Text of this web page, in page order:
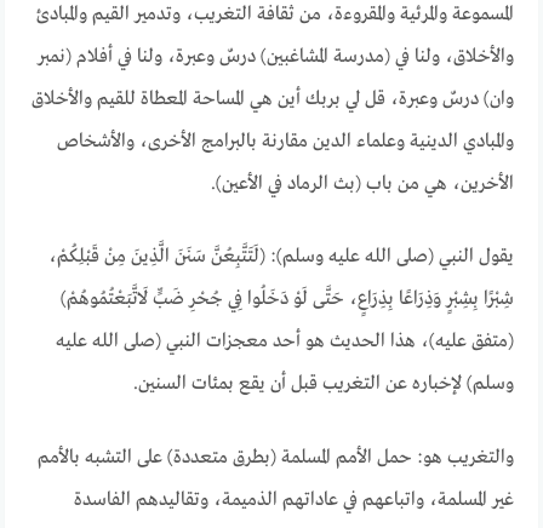
المسموعة والمرئية والمقروءة، من ثقافة التغريب، وتدمير القيم والمبادئ
والأخلاق، ولنا في (مدرسة المشاغبين) درسٌ وعبرة، ولنا في أفلام (نمبر
وان) درسٌ وعبرة، قل لي بربك أين هي المساحة المعطاة للقيم والأخلاق
والمبادي الدينية وعلماء الدين مقارنة بالبرامج الأخرى، والأشخاص
الأخرين، هي من باب (بث الرماد في الأعين).
يقول النبي (صلى الله عليه وسلم): (لَتَتَّبِعُنَّ سَنَنَ الَّذِينَ مِنْ قَبْلِكُمْ،
شِبْرًا بِشِبْرٍ وَذِرَاعًا بِذِرَاعٍ، حَتَّى لَوْ دَخَلُوا فِي جُحْرِ ضَبٍّ لَاتَّبَعْتُمُوهُمْ)
(متفق عليه)، هذا الحديث هو أحد معجزات النبي (صلى الله عليه
وسلم) لإخباره عن التغريب قبل أن يقع بمئات السنين.
والتغريب هو: حمل الأمم المسلمة (بطرق متعددة) على التشبه بالأمم
غير المسلمة، واتباعهم في عاداتهم الذميمة، وتقاليدهم الفاسدة